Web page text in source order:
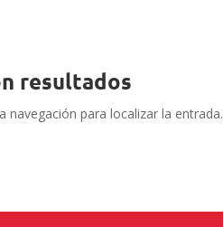
resultados
navegación para localizar la entrada.